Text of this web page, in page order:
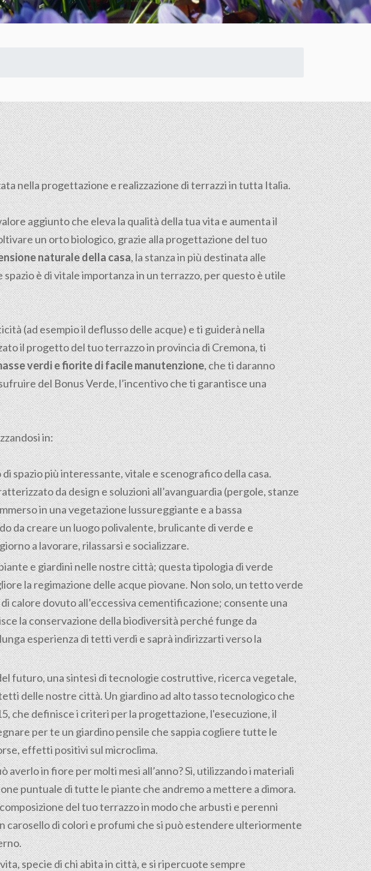
nella progettazione e realizzazione di terrazzi in tutta Italia.
aggiunto che eleva la qualità della tua vita e aumenta il
un orto biologico, grazie alla progettazione del tuo
naturale della casa, la stanza in più destinata alle
è di vitale importanza in un terrazzo, per questo è utile
(ad esempio il deflusso delle acque) e ti guiderà nella
il progetto del tuo terrazzo in provincia di Cremona, ti
verdi e fiorite di facile manutenzione, che ti daranno
del Bonus Verde, l’incentivo che ti garantisce una
in:
spazio più interessante, vitale e scenografico della casa.
da design e soluzioni all’avanguardia (pergole, stanze
in una vegetazione lussureggiante e a bassa
da creare un luogo polivalente, brulicante di verde e
a lavorare, rilassarsi e socializzare.
e giardini nelle nostre città; questa tipologia di verde
la regimazione delle acque piovane. Non solo, un tetto verde
calore dovuto all’eccessiva cementificazione; consente una
la conservazione della biodiversità perché funge da
esperienza di tetti verdi e saprà indirizzarti verso la
futuro, una sintesi di tecnologie costruttive, ricerca vegetale,
delle nostre città. Un giardino ad alto tasso tecnologico che
che definisce i criteri per la progettazione, l'esecuzione, il
per te un giardino pensile che sappia cogliere tutte le
effetti positivi sul microclima.
in fiore per molti mesi all’anno? Sì, utilizzando i materiali
puntuale di tutte le piante che andremo a mettere a dimora.
del tuo terrazzo in modo che arbusti e perenni
carosello di colori e profumi che si può estendere ulteriormente
specie di chi abita in città, e si ripercuote sempre